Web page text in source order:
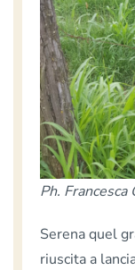
Ph. Francesca
Serena quel
riuscita a